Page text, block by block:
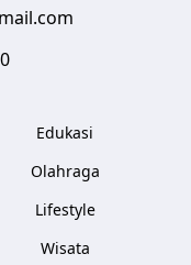
Edukasi
Olahraga
Lifestyle
Wisata